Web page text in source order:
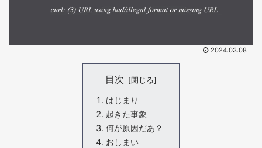
2024.03.08
目次
はじまり
起きた事象
何が原因だあ？
おしまい